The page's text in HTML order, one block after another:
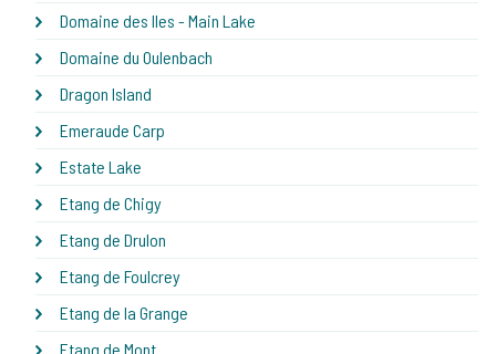
Domaine des Iles - Main Lake
Domaine du Oulenbach
Dragon Island
Emeraude Carp
Estate Lake
Etang de Chigy
Etang de Drulon
Etang de Foulcrey
Etang de la Grange
Etang de Mont